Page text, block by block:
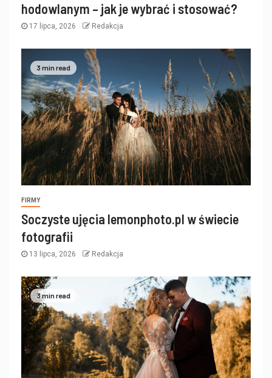
hodowlanym – jak je wybrać i stosować?
17 lipca, 2026 Redakcja
3 min read
FIRMY
Soczyste ujęcia lemonphoto.pl w świecie
fotografii
13 lipca, 2026 Redakcja
3 min read